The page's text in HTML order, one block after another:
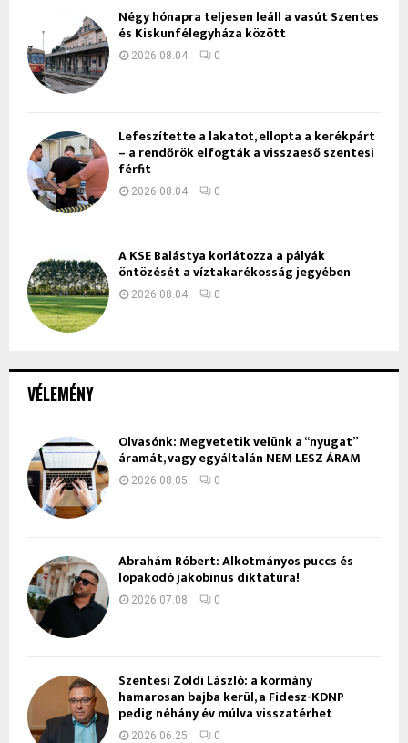
VÉLEMÉNY
Olvasónk: Megvetetik velünk a “nyugat”
áramát, vagy egyáltalán NEM LESZ ÁRAM
2026.08.05. 0
Ábrahám Róbert: Alkotmányos puccs és
lopakodó jakobinus diktatúra!
2026.07.08. 0
Szentesi Zöldi László: a kormány
hamarosan bajba kerül, a Fidesz-KDNP
pedig néhány év múlva visszatérhet
2026.06.25. 0
Négy hónapra teljesen leáll a vasút Szentes
és Kiskunfélegyháza között
2026.08.04. 0
Lefeszítette a lakatot, ellopta a kerékpárt
– a rendőrök elfogták a visszaeső szentesi
férfit
2026.08.04. 0
A KSE Balástya korlátozza a pályák
öntözését a víztakarékosság jegyében
2026.08.04. 0